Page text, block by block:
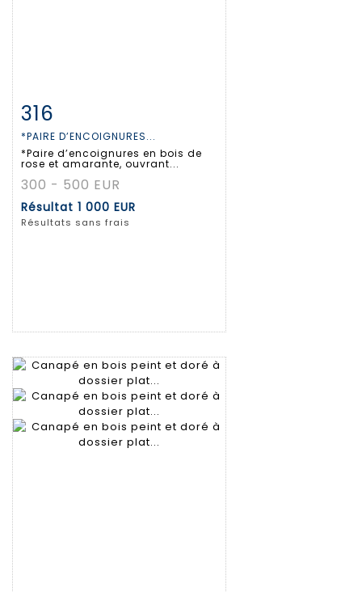
Fiche détaillée
316
*PAIRE D’ENCOIGNURES...
*Paire d’encoignures en bois de
rose et amarante, ouvrant...
300 - 500 EUR
Résultat 1 000 EUR
Résultats sans frais